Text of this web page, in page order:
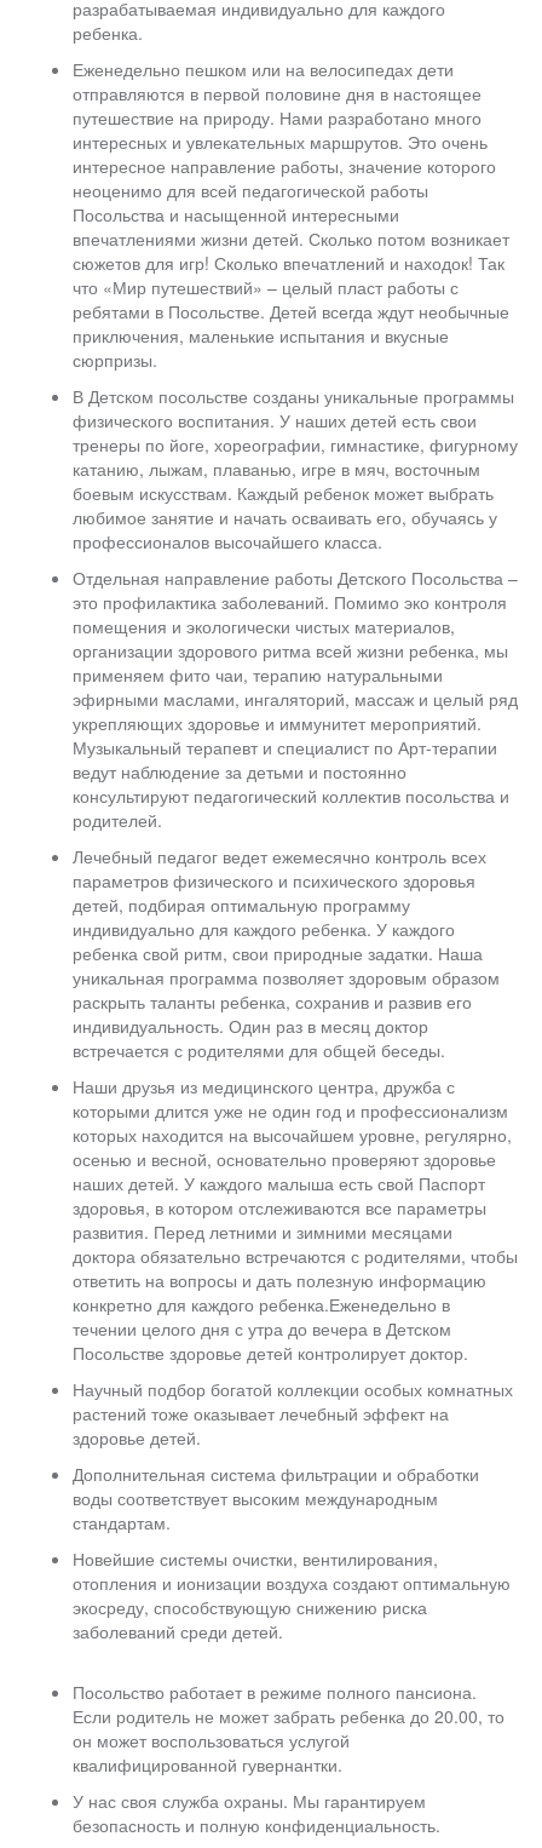
разрабатываемая индивидуально для каждого
ребенка.
Еженедельно пешком или на велосипедах дети
отправляются в первой половине дня в настоящее
путешествие на природу. Нами разработано много
интересных и увлекательных маршрутов. Это очень
интересное направление работы, значение которого
неоценимо для всей педагогической работы
Посольства и насыщенной интересными
впечатлениями жизни детей. Сколько потом возникает
сюжетов для игр! Сколько впечатлений и находок! Так
что «Мир путешествий» – целый пласт работы с
ребятами в Посольстве. Детей всегда ждут необычные
приключения, маленькие испытания и вкусные
сюрпризы.
В Детском посольстве созданы уникальные программы
физического воспитания. У наших детей есть свои
тренеры по йоге, хореографии, гимнастике, фигурному
катанию, лыжам, плаванью, игре в мяч, восточным
боевым искусствам. Каждый ребенок может выбрать
любимое занятие и начать осваивать его, обучаясь у
профессионалов высочайшего класса.
Отдельная направление работы Детского Посольства –
это профилактика заболеваний. Помимо эко контроля
помещения и экологически чистых материалов,
организации здорового ритма всей жизни ребенка, мы
применяем фито чаи, терапию натуральными
эфирными маслами, ингаляторий, массаж и целый ряд
укрепляющих здоровье и иммунитет мероприятий.
Музыкальный терапевт и специалист по Арт-терапии
ведут наблюдение за детьми и постоянно
консультируют педагогический коллектив посольства и
родителей.
Лечебный педагог ведет ежемесячно контроль всех
параметров физического и психического здоровья
детей, подбирая оптимальную программу
индивидуально для каждого ребенка. У каждого
ребенка свой ритм, свои природные задатки. Наша
уникальная программа позволяет здоровым образом
раскрыть таланты ребенка, сохранив и развив его
индивидуальность. Один раз в месяц доктор
встречается с родителями для общей беседы.
Наши друзья из медицинского центра, дружба с
которыми длится уже не один год и профессионализм
которых находится на высочайшем уровне, регулярно,
осенью и весной, основательно проверяют здоровье
наших детей. У каждого малыша есть свой Паспорт
здоровья, в котором отслеживаются все параметры
развития. Перед летними и зимними месяцами
доктора обязательно встречаются с родителями, чтобы
ответить на вопросы и дать полезную информацию
конкретно для каждого ребенка.Еженедельно в
течении целого дня с утра до вечера в Детском
Посольстве здоровье детей контролирует доктор.
Научный подбор богатой коллекции особых комнатных
растений тоже оказывает лечебный эффект на
здоровье детей.
Дополнительная система фильтрации и обработки
воды соответствует высоким международным
стандартам.
Новейшие системы очистки, вентилирования,
отопления и ионизации воздуха создают оптимальную
экосреду, способствующую снижению риска
заболеваний среди детей.
Посольство работает в режиме полного пансиона.
Если родитель не может забрать ребенка до 20.00, то
он может воспользоваться услугой
квалифицированной гувернантки.
У нас своя служба охраны. Мы гарантируем
безопасность и полную конфиденциальность.